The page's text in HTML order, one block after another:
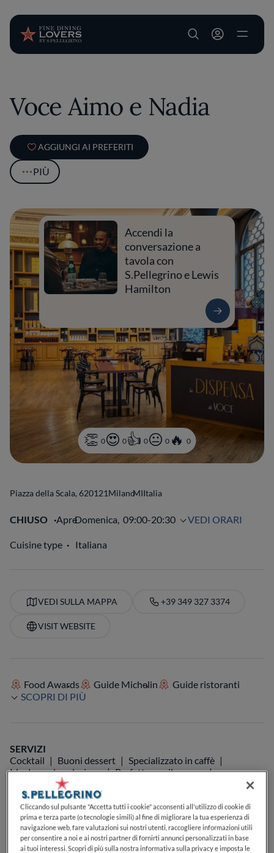
User account
Voce Aimo e Nadia
AGGIUNGI AI PREFERITI
PIÙ
0 0 0 0 0
Accendi la
conversazione a
tavola con
S.Pellegrino e Lewis
Hamilton
Piazza della Scala, 620121MilanoMIItalia
CHIUSO ApreDomenica, 09:00-20:30 VEDI ORARI
Cuisine type Italiana
VEDI SULLA MAPPA +39 349 327 3374
VISIT WEBSITE
Food Awards Guide Michelin
Guide ristoranti
SCOPRI DI PIÙ
SERVIZI
Cocktail
Buoni dessert
Specializzato in caffè
Ideale per la colazione
Perfetto per il pranzo
Perfetto per la cena
Vegetariano
Musica dal vivo
Cliccando sul pulsante "Accetta tutti i cookie" acconsenti all'utilizzo di cookie di
prima e terza parte (o tecnologie simili) al fine di migliorare la tua esperienza di
navigazione web, fare valutazioni sui nostri utenti, raccogliere informazioni utili
per consentire a noi e ai nostri partner di fornirti annunci personalizzati in base
ai tuoi interessi. Scopri di più sulla nostra informativa sulla privacy e imposta le